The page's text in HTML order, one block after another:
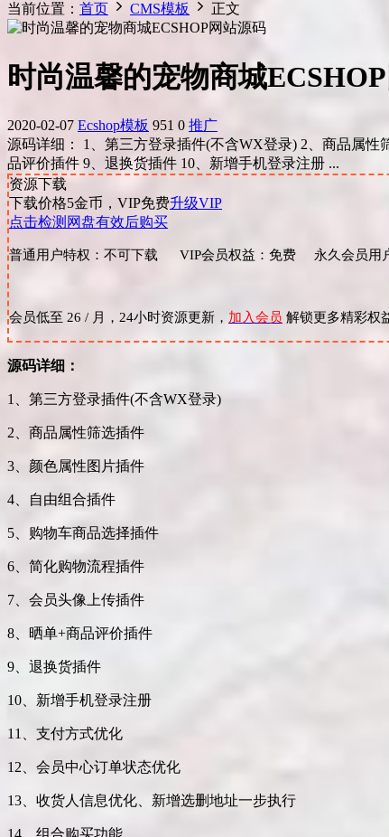
当前位置： 首页 CMS模板 正文
时尚温馨的宠物商城
2020-02-07 Ecshop模板 951 0 推广
源码详细： 1、第三方登录插件(不含WX登录) 2、商品属
品评价插件 9、退换货插件 10、新增手机登录注册 ...
资源下载
下载价格5金币，VIP免费升级VIP
点击检测网盘有效后购买
普通用户特权：不可下载 VIP会员权益：免费 永久会员用
会员低至 26 / 月，24小时资源更新， 加入会员 解锁更多精彩权
源码详细：
1、第三方登录插件(不含WX登录)
2、商品属性筛选插件
3、颜色属性图片插件
4、自由组合插件
5、购物车商品选择插件
6、简化购物流程插件
7、会员头像上传插件
8、晒单+商品评价插件
9、退换货插件
10、新增手机登录注册
11、支付方式优化
12、会员中心订单状态优化
13、收货人信息优化、新增选删地址一步执行